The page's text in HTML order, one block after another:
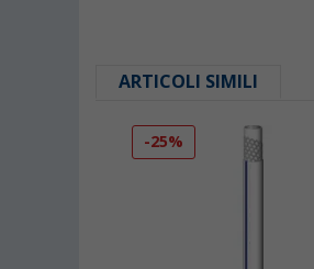
ARTICOLI SIMILI
-25%